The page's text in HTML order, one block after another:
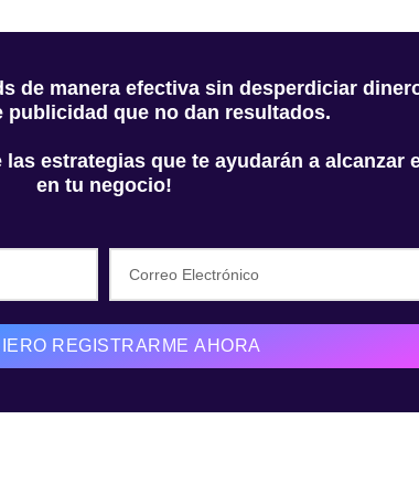
de manera efectiva sin desperdiciar
publicidad que no dan resultados.
las estrategias que te ayudarán a alcanzar
en tu negocio!
REGISTRARME AHORA